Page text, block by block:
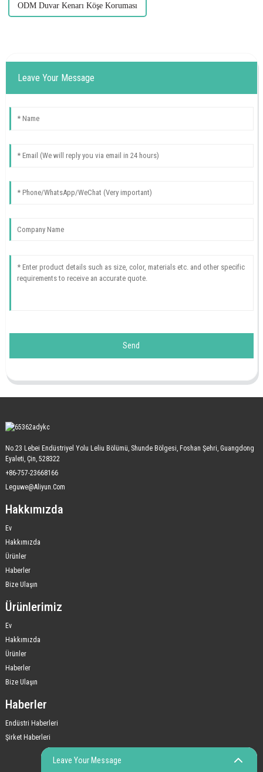
ODM Duvar Kenarı Köşe Koruması
Leave Your Message
Send
No.23 Lebei Endüstriyel Yolu Leliu Bölümü, Shunde Bölgesi, Foshan Şehri, Guangdong
Eyaleti, Çin, 528322
+86-757-23668166
Leguwe@aliyun.com
Hakkımızda
Ev
Hakkımızda
Ürünler
Haberler
Bize Ulaşın
Ürünlerimiz
Ev
Hakkımızda
Ürünler
Haberler
Bize Ulaşın
Haberler
Endüstri Haberleri
Şirket Haberleri
Leave Your Message